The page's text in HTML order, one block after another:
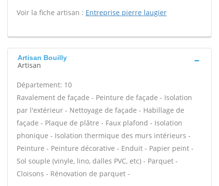
Voir la fiche artisan : Entreprise pierre laugier
Artisan Bouilly
Artisan
Département: 10
Ravalement de façade - Peinture de façade - Isolation
par l'extérieur - Nettoyage de façade - Habillage de
façade - Plaque de plâtre - Faux plafond - Isolation
phonique - Isolation thermique des murs intérieurs -
Peinture - Peinture décorative - Enduit - Papier peint -
Sol souple (vinyle, lino, dalles PVC, etc) - Parquet -
Cloisons - Rénovation de parquet -